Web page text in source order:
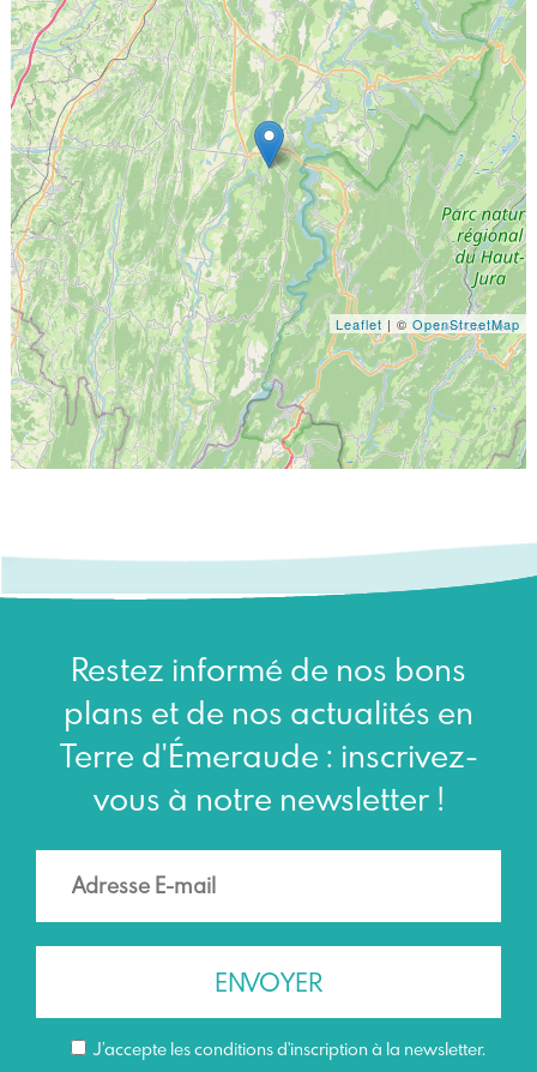
Leaflet | ©OpenStreetMap
Restez informé de nos bons
plans et de nos actualités en
Terre d'Émeraude : inscrivez-
vous à notre newsletter !
J’accepte les conditions d'inscription à la newsletter.